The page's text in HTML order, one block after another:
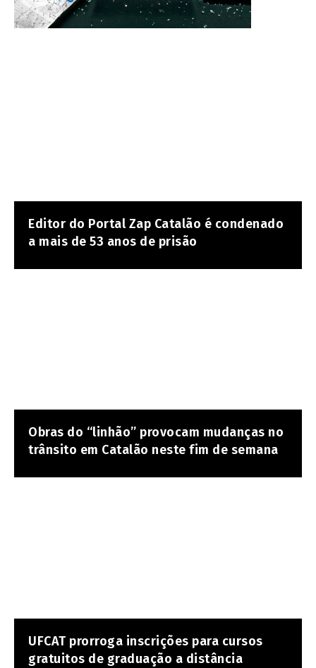
Editor do Portal Zap Catalão é condenado
a mais de 53 anos de prisão
Obras do “linhão” provocam mudanças no
trânsito em Catalão neste fim de semana
UFCAT prorroga inscrições para cursos
gratuitos de graduação a distância